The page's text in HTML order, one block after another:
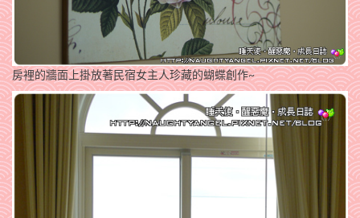
房裡的牆面上掛放著民宿女主人珍藏的蝴蝶創作~